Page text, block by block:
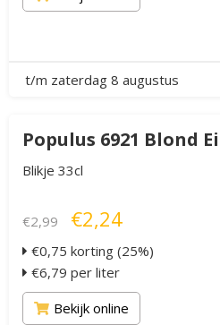
t/m zaterdag 8 augustus
Populus 6921 Blond
Blikje 33cl
€2,99 €2,24
€0,75 korting (25%)
€6,79 per liter
Bekijk online